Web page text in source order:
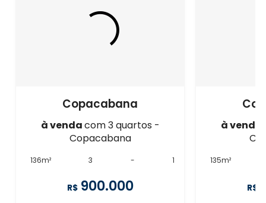
Copacabana
à vendacom 3 quartos -
Copacabana
136m² 3 - 1
R$ 900.000
à venda
135m²
R$